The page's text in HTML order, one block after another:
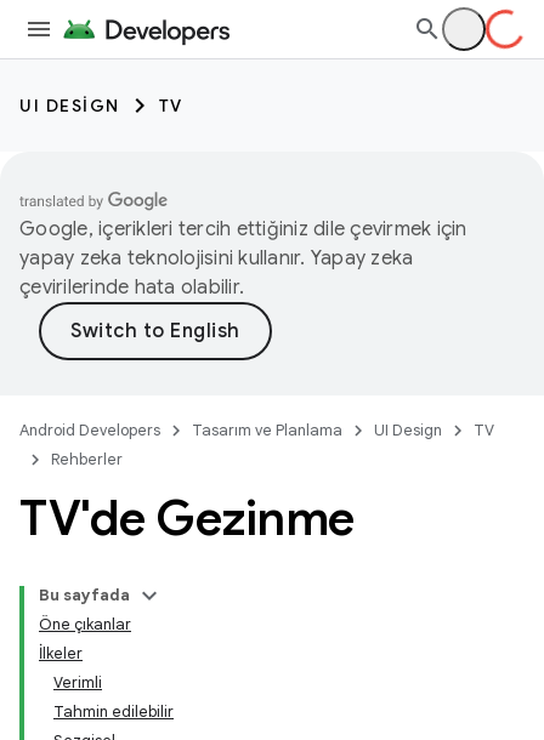
UI DESIGN TV
Google, içerikleri tercih ettiğiniz dile çevirmek için
yapay zeka teknolojisini kullanır. Yapay zeka
çevirilerinde hata olabilir.
Android Developers Tasarım ve Planlama UI Design
TV
Rehberler
TV'de Gezinme
Bu sayfada
Öne çıkanlar
İlkeler
Verimli
Tahmin edilebilir